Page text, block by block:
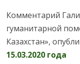
Комментарий
гуманитарной
Казахстан»,
15.03.2020 года